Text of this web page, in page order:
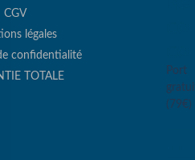
CGV
légales
confidentialité
TOTALE
Port
(79€)